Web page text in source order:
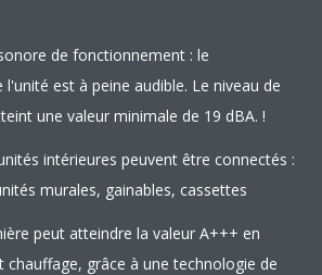
de fonctionnement : le
est à peine audible. Le niveau de
une valeur minimale de 19 dBA. !
intérieures peuvent être connectés :
murales, gainables, cassettes
peut atteindre la valeur A+++ en
chauffage, grâce à une technologie de